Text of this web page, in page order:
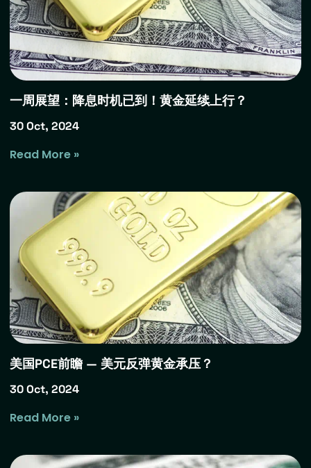
一周展望：降息时机已到！黄金延续上行？
30 Oct, 2024
Read More »
美国PCE前瞻 — 美元反弹黄金承压？
30 Oct, 2024
Read More »